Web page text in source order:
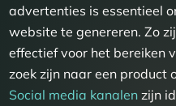
advertenties is essentieel
website te genereren. Zo
effectief voor het bereiken
zoek zijn naar een product
Social media kanalen zijn